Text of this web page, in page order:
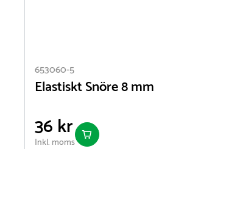
653060-5
Elastiskt Snöre 8 mm
36 kr
Inkl. moms